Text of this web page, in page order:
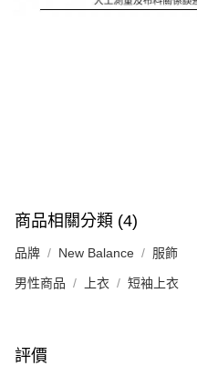
商品相關分類 (4)
品牌 New Balance 服飾
男性商品 上衣 短袖上衣
評價